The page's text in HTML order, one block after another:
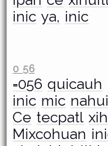
inic ya, inic
0 56
=056 quicauh
inic mic nahui
Ce tecpatl
Mixcohuan